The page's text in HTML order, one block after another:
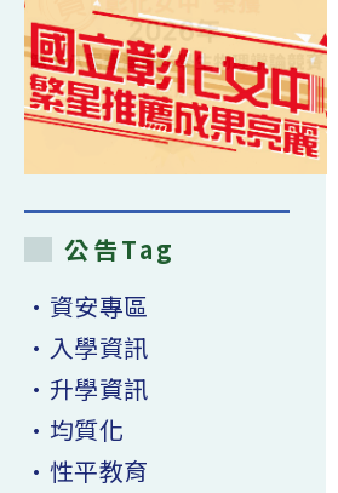
公告Tag
•資安專區
•入學資訊
•升學資訊
•均質化
•性平教育